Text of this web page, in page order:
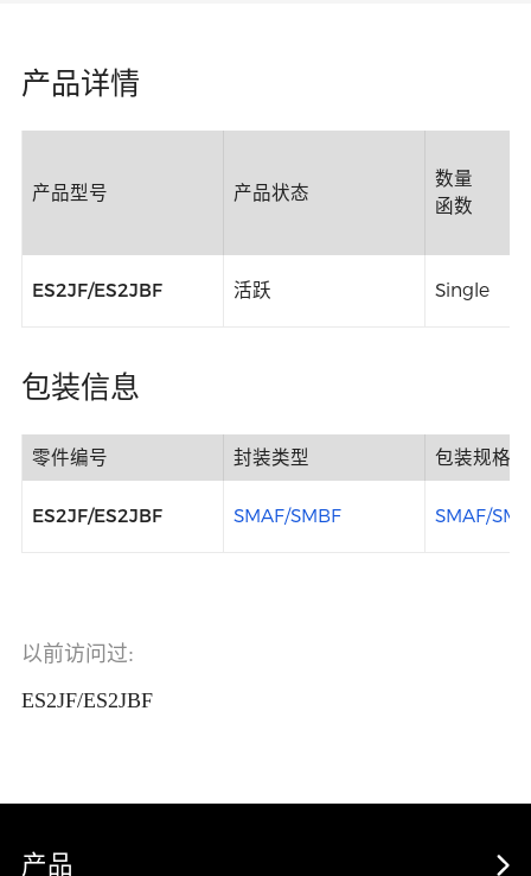
产品详情
产品型号 产品状态
数量
函数
ES2JF/ES2JBF 活跃 Single
包装信息
零件编号 封装类型 包装规格
ES2JF/ES2JBF SMAF/SMBF SMAF/
以前访问过:
ES2JF/ES2JBF
产品